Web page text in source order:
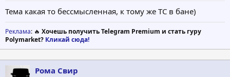
Тема какая то бессмысленная, к тому же ТС в бане)
Реклама: 🔥 Хочешь получить Telegram Premium и стать гуру
Polymarket? Кликай сюда!
Рома Свир